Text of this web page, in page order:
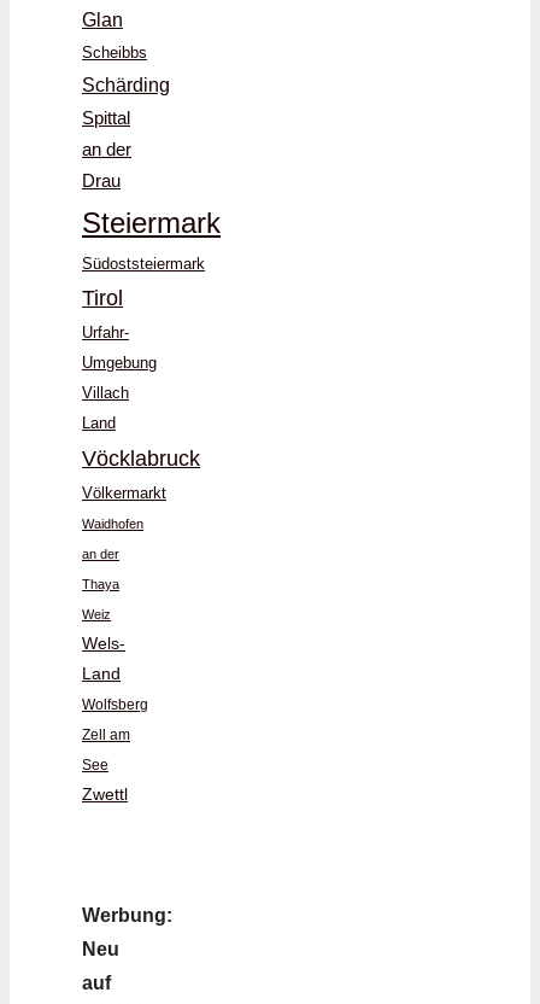
Glan
Scheibbs
Schärding
Spittal
an der
Drau
Steiermark
Südoststeiermark
Tirol
Urfahr-
Umgebung
Villach
Land
Vöcklabruck
Völkermarkt
Waidhofen
an der
Thaya
Weiz
Wels-
Land
Wolfsberg
Zell am
See
Zwettl
Werbung:
Neu
auf